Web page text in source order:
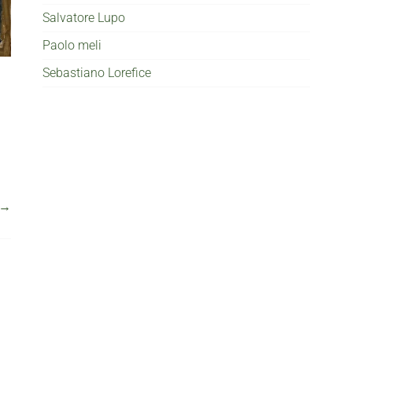
→
Salvatore Lupo
Paolo meli
Sebastiano Lorefice